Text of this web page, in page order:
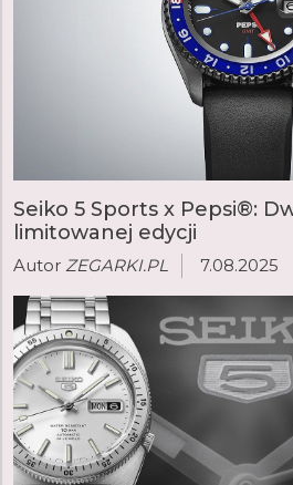
Seiko 5 Sports x Pepsi®:
limitowanej edycji
Autor ZEGARKI.PL 7.08.2025